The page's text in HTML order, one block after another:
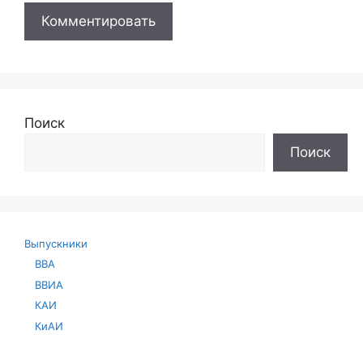
Поиск
Поиск
Выпускники
ВВА
ВВИА
КАИ
КиАИ